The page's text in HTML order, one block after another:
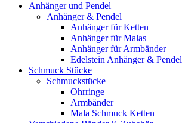
Anhänger und Pendel
Anhänger & Pendel
Anhänger für Ketten
Anhänger für Malas
Anhänger für Armbänder
Edelstein Anhänger & Pendel
Schmuck Stücke
Schmuckstücke
Ohrringe
Armbänder
Mala Schmuck Ketten